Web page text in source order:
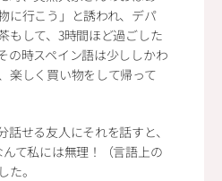
に行こう」と誘われ、デパ
もして、3時間ほど過ごした
の時スペイン語は少ししかわ
楽しく買い物をして帰って
せる友人にそれを話すと、
んて私には無理！（言語上の
た。